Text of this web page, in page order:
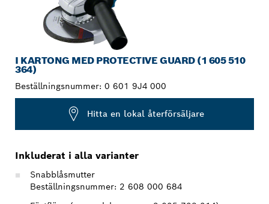
I KARTONG MED PROTECTIVE GUARD (1 605 510
364)
Beställningsnummer: 0 601 9J4 000
Hitta en lokal återförsäljare
Inkluderat i alla varianter
Snabblåsmutter
Beställningsnummer: 2 608 000 684